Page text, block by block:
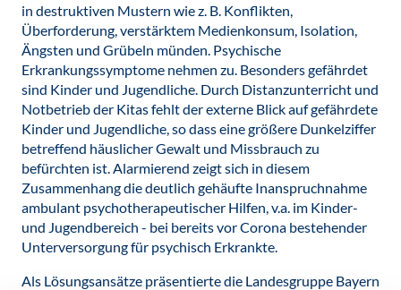
in destruktiven Mustern wie z. B. Konflikten,
Überforderung, verstärktem Medienkonsum, Isolation,
Ängsten und Grübeln münden. Psychische
Erkrankungssymptome nehmen zu. Besonders gefährdet
sind Kinder und Jugendliche. Durch Distanzunterricht und
Notbetrieb der Kitas fehlt der externe Blick auf gefährdete
Kinder und Jugendliche, so dass eine größere Dunkelziffer
betreffend häuslicher Gewalt und Missbrauch zu
befürchten ist. Alarmierend zeigt sich in diesem
Zusammenhang die deutlich gehäufte Inanspruchnahme
ambulant psychotherapeutischer Hilfen, v.a. im Kinder-
und Jugendbereich - bei bereits vor Corona bestehender
Unterversorgung für psychisch Erkrankte.
Als Lösungsansätze präsentierte die Landesgruppe Bayern